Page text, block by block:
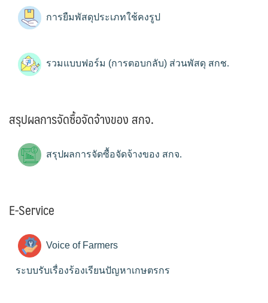
การยืมพัสดุประเภทใช้คงรูป
รวมแบบฟอร์ม (การตอบกลับ) ส่วนพัสดุ สกช.
สรุปผลการจัดซื้อจัดจ้างของ สกจ.
สรุปผลการจัดซื้อจัดจ้างของ สกจ.
E-Service
Voice of Farmers
ระบบรับเรื่องร้องเรียนปัญหาเกษตรกร